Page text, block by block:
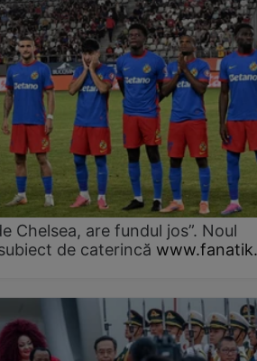
Chelsea, are fundul jos”. Noul
de caterincă